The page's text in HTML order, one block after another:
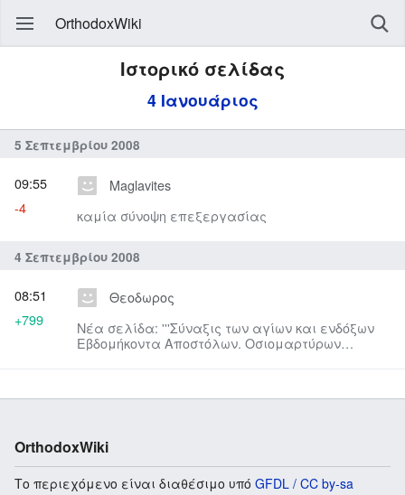
OrthodoxWiki
Ιστορικό σελίδας
4 Ιανουάριος
5 Σεπτεμβρίου 2008
Maglavites
καμία σύνοψη επεξεργασίας
09:55
-4
4 Σεπτεμβρίου 2008
Θεοδωρος
Νέα σελίδα: '''Σύναξις των αγίων και ενδόξων
Εβδομήκοντα Αποστόλων. Οσιομαρτύρων
08:51
+799
OrthodoxWiki
Το περιεχόμενο είναι διαθέσιμο υπό GFDL / CC by-sa